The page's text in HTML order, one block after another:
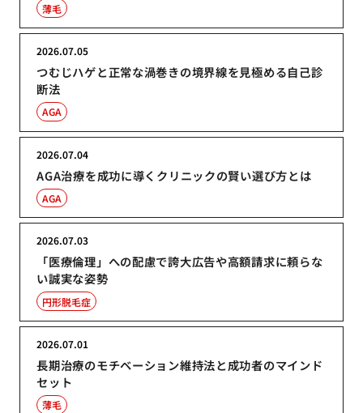
薄毛
つむじハゲと正常な渦巻きの境界線を見極める自己診
断法
2026.07.05
AGA
AGA治療を成功に導くクリニックの賢い選び方とは
2026.07.04
AGA
「医療倫理」への配慮で誇大広告や高額請求に頼らな
い誠実な姿勢
2026.07.03
円形脱毛症
長期治療のモチベーション維持法と成功者のマインド
セット
2026.07.01
薄毛